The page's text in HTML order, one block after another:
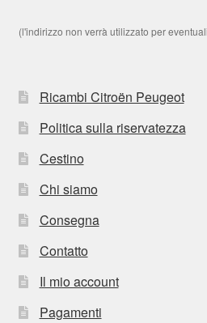
(l'indirizzo non verrà utilizzato per
Ricambi Citroën Peugeot
Politica sulla riservatezza
Cestino
Chi siamo
Consegna
Contatto
Il mio account
Pagamenti